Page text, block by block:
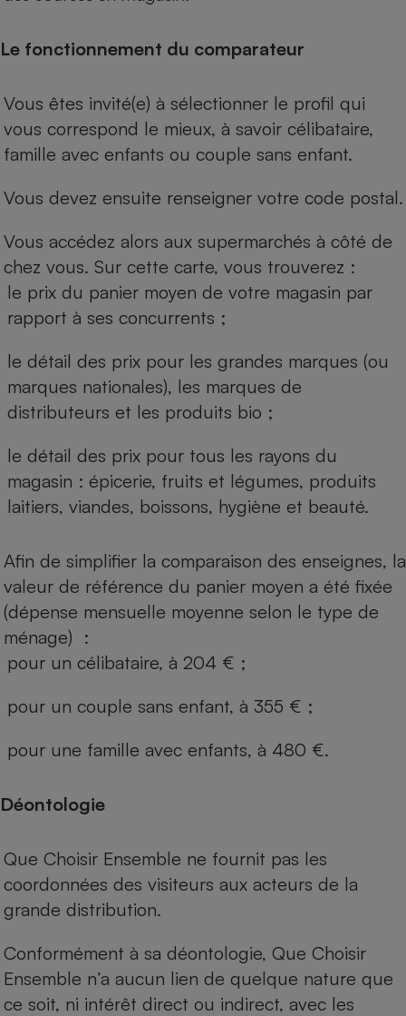
Le fonctionnement du comparateur
Vous êtes invité(e) à sélectionner le profil qui
vous correspond le mieux, à savoir célibataire,
famille avec enfants ou couple sans enfant.
Vous devez ensuite renseigner votre code postal.
Vous accédez alors aux supermarchés à côté de
chez vous. Sur cette carte, vous trouverez :
le prix du panier moyen de votre magasin par
rapport à ses concurrents ;
le détail des prix pour les grandes marques (ou
marques nationales), les marques de
distributeurs et les produits bio ;
le détail des prix pour tous les rayons du
magasin : épicerie, fruits et légumes, produits
laitiers, viandes, boissons, hygiène et beauté.
Afin de simplifier la comparaison des enseignes, la
valeur de référence du panier moyen a été fixée
(dépense mensuelle moyenne selon le type de
ménage) :
pour un célibataire, à 204 € ;
pour un couple sans enfant, à 355 € ;
pour une famille avec enfants, à 480 €.
Déontologie
Que Choisir Ensemble ne fournit pas les
coordonnées des visiteurs aux acteurs de la
grande distribution.
Conformément à sa déontologie, Que Choisir
Ensemble n’a aucun lien de quelque nature que
ce soit, ni intérêt direct ou indirect, avec les